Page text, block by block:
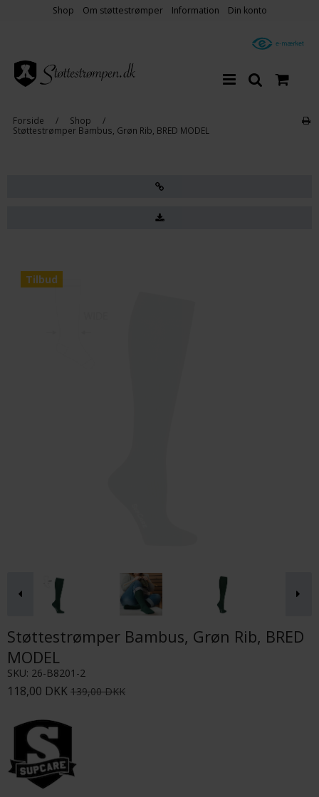
Shop Om støttestrømper Information Din konto
Forside / Shop
/
Støttestrømper Bambus, Grøn Rib, BRED MODEL
Tilbud
Støttestrømper Bambus, Grøn Rib, BRED
MODEL
SKU: 26-B8201-2
118,00 DKK 139,00 DKK